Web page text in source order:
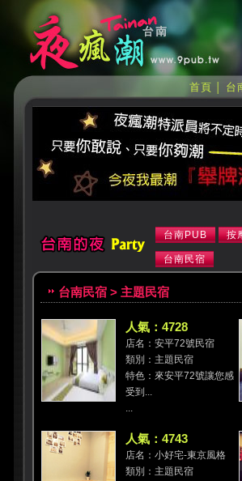
首頁 台
台南PUB
按
台南民宿
台南民宿 > 主題民宿
人氣：4728
店名：安平72號民宿
類別：主題民宿
特色：來安平72號讓您感
受到...
...
人氣：4743
店名：小好宅-東京風格
類別：主題民宿